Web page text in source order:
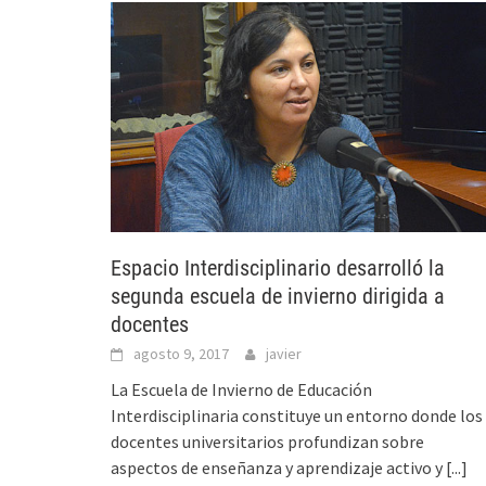
Espacio Interdisciplinario desarrolló la
segunda escuela de invierno dirigida a
docentes
agosto 9, 2017 javier
La Escuela de Invierno de Educación
Interdisciplinaria constituye un entorno donde los
docentes universitarios profundizan sobre
aspectos de enseñanza y aprendizaje activo y [...]